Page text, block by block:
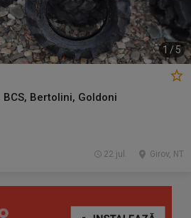
1 / 5
Bertolini, Goldoni
Girov, NT
22 jul.